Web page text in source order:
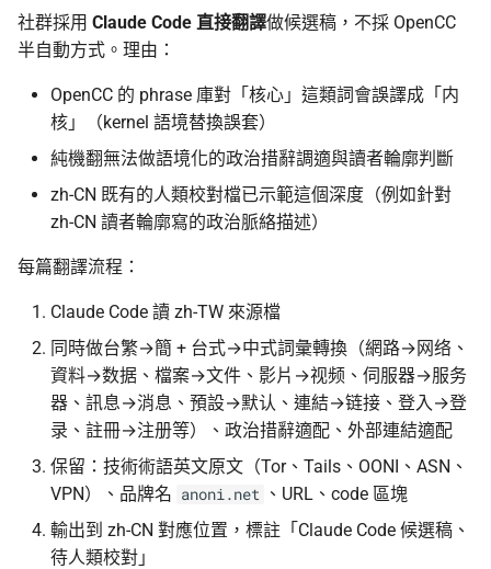
為什麼匿名支付重要
Tails、Whonix、Qubes
GrapheneOS：高度隱
什麼是 OONI
OONI Run v2 操作說明
匿名通訊工具比較
密碼管理器入門
的英文密語字典
加密貨幣的隱私光譜
助產生目的地概況
翻譯文章
觀察
隱私
獻管道
應子專案
3. 翻譯時保留三件事
4. 主動跟 upstream 維護者
溝通
6. 跟社群分享
OONI 工具
Tor 文件翻譯
下一步
社群採用 Claude Code 直接翻譯做候選稿，不採 OpenCC
半自動方式。理由：
OpenCC 的 phrase 庫對「核心」這類詞會誤譯成「内
核」（kernel 語境替換誤套）
純機翻無法做語境化的政治措辭調適與讀者輪廓判斷
zh-CN 既有的人類校對檔已示範這個深度（例如針對
zh-CN 讀者輪廓寫的政治脈絡描述）
每篇翻譯流程：
Claude Code 讀 zh-TW 來源檔
同時做台繁→簡 + 台式→中式詞彙轉換（網路→网络、
資料→数据、檔案→文件、影片→视频、伺服器→服务
器、訊息→消息、預設→默认、連結→链接、登入→登
录、註冊→注册等）、政治措辭適配、外部連結適配
保留：技術術語英文原文（Tor、Tails、OONI、ASN、
VPN）、品牌名 anoni.net 、URL、code 區塊
輸出到 zh-CN 對應位置，標註「Claude Code 候選稿、
待人類校對」